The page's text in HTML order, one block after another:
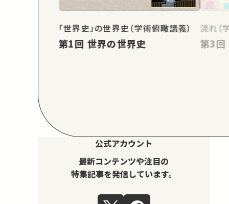
「世界史」の世界史（学術俯瞰講義）
第1回 世界の世界史
流れ（
公式アカウント
最新コンテンツや注目の
特集記事を発信しています。